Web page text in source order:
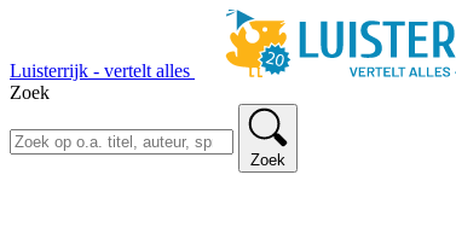
Luisterrijk - vertelt alles
Zoek
Zoek